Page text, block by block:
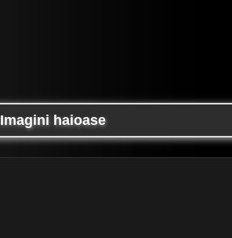
Imagini haioase